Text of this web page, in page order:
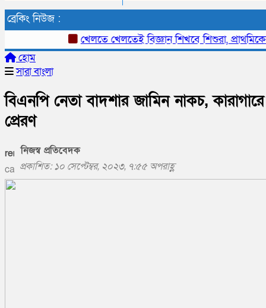
ব্রেকিং নিউজ :
খেলতে খেলতেই বিজ্ঞান শিখবে শিশুরা, প্রাথমিকের
হোম
সারা বাংলা
বিএনপি নেতা বাদশার জামিন নাকচ, কারাগারে
প্রেরণ
নিজস্ব প্রতিবেদক
প্রকাশিত: ১০ সেপ্টেম্বর, ২০২৩, ৭:৫৫ অপরাহ্ণ